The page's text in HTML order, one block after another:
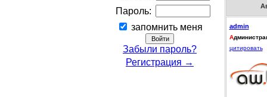
Пароль:
запомнить меня
Забыли пароль?
Регистрация →
admin
А
цитировать